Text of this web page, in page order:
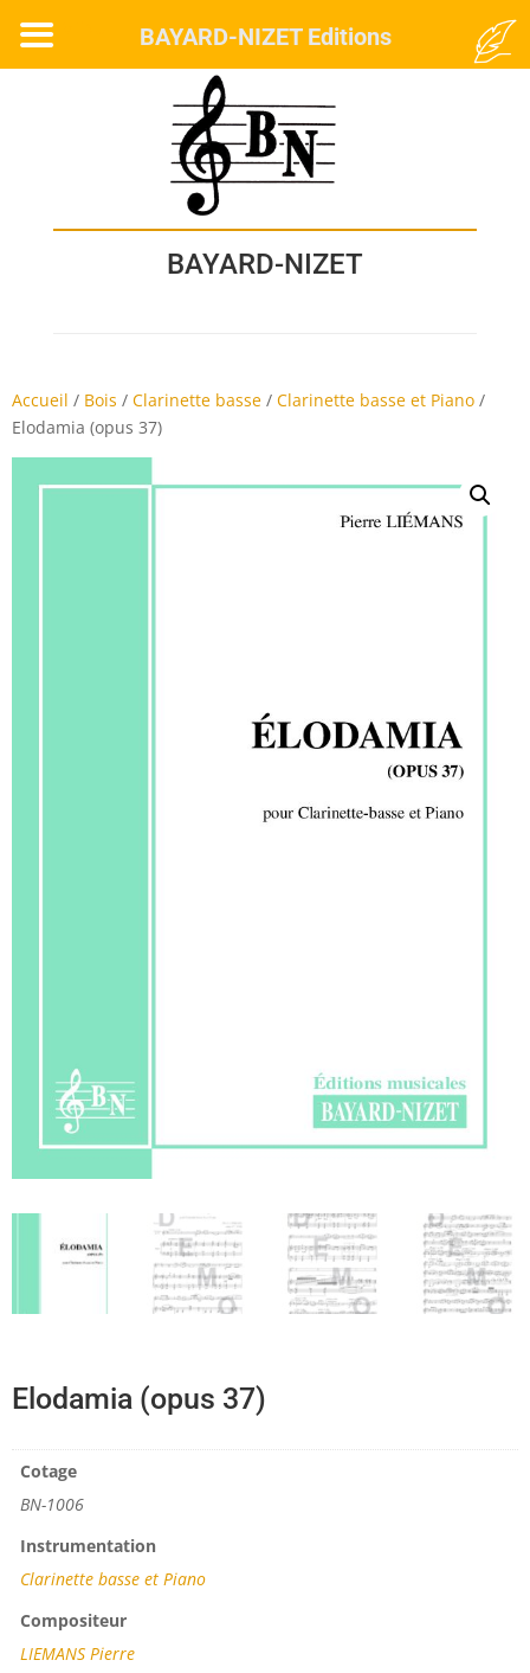
BAYARD-NIZET
Accueil / Bois / Clarinette basse / Clarinette basse et Piano /
Elodamia (opus 37)
Elodamia (opus 37)
Cotage
BN-1006
Instrumentation
Clarinette basse et Piano
Compositeur
LIEMANS Pierre
BAYARD-NIZET Editions